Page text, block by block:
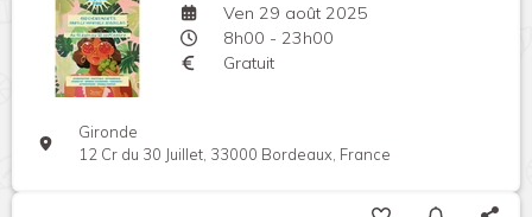
Ven 29 août 2025
8h00 - 23h00
Gratuit
Gironde
12 Cr du 30 Juillet, 33000 Bordeaux, France